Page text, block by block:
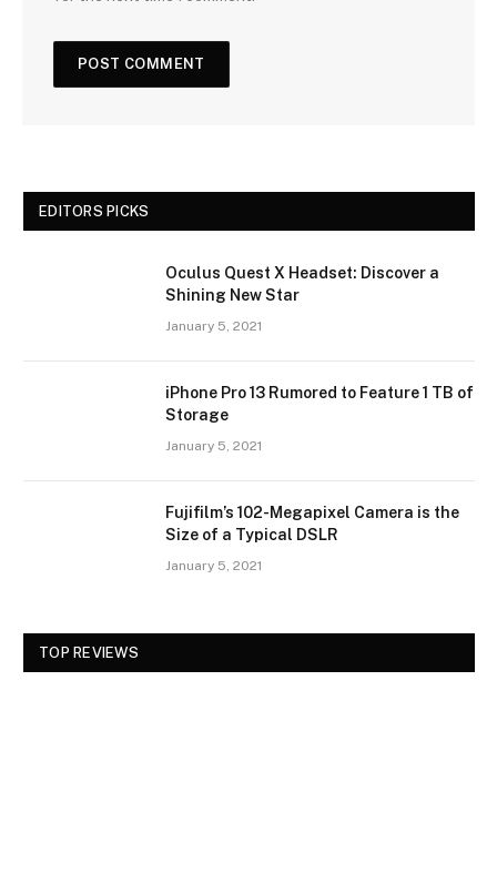
EDITORS PICKS
Oculus Quest X Headset: Discover a
Shining New Star
January 5, 2021
iPhone Pro 13 Rumored to Feature 1 TB of
Storage
January 5, 2021
Fujifilm’s 102-Megapixel Camera is the
Size of a Typical DSLR
January 5, 2021
TOP REVIEWS